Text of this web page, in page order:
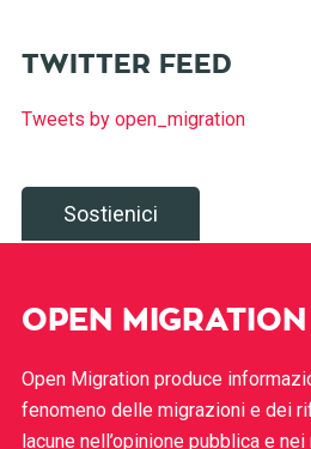
TWITTER FEED
Tweets by open_migration
Sostienici
OPEN MIGRATION
Open Migration produce
fenomeno delle migrazioni e dei
lacune nell’opinione pubblica e nei